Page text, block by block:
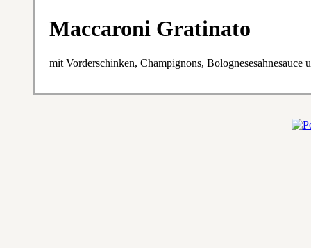
Maccaroni Gratinato
mit Vorderschinken, Champignons, Bolognesesahnesauce